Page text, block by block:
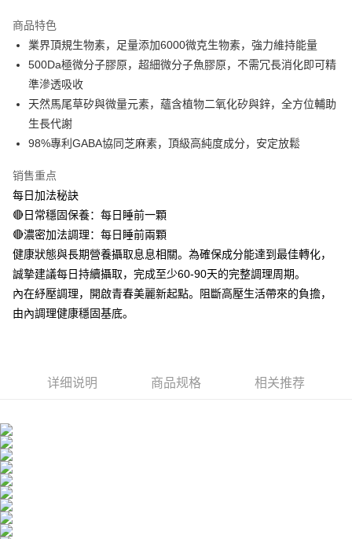
4. 订单成立30分钟内，如未前往确认交易或遇审核未通过，订单将自动取
消。如遇 “转专审核”未通过状况，表示未达系统评分，恕无法说明评估内
容。
【缴款方式说明】
1. 分期款项不并入电信账单，“大哥付你分期”于每月结算日后寄送缴费提醒
短信。
账／街口支付／iPASS MONEY”等通路缴费。
1. 本服务系由 “台湾大哥大股份有限公司”所提供，让用户于交易时，得通过
司后，依约使用本公司账单缴交账款。
2. 基于同意付款使用 “大哥付你分期”之契约关系目的，商店将以您的个人资
料（包含姓名、电话或地址）提供予台湾大哥大进项收集、处理及利用，由
台湾大哥大与本人进行分期账单所需资料之确认、核对及更正。
3. 完整用户服务条款，请详阅以下链接：https://oppay.tw/userRule
2. 進行簡訊驗證之後，即可完成結帳手續。
4. 下訂完成後，您的手機會收到一封繳費通知簡訊，APP會員則會收到
AFTEE APP推播通知。
5. 收到商品當下無需繳費，確認無誤後，請再利用繳費通知簡訊或AFTEE
APP於四大便利商店‧ATM/網銀等方式進行付款。
請留意繳費期限為 14 天。唯有下載 AFTEE App 成為 AFTEE 會員者方能享
有最長 45 天內付款之服務。
出。使用AFTEE下訂可以延長您收到商品前的繳費天數，但無法保證一定能
夠在期限內收到商品(例如:預購商品或預計到貨時間較長者)。因此無論收到
二、付款限制
1. 初次使用 AFTEE 時，將依認證結果及本公司審查結果，核予每個人不同
之上限額度
2. 結帳金額須大於NT$30
3. 目前僅支援台灣會員
三、聲明條款
AFTEE 於本服務必要服務範圍內運用。關於 AFTEE 對於個人資料之蒐集、
處理、利用，詳參 AFTEE 官網之『個人資料蒐集、處理及利用告知聲明』
运送方式
每笔NT$100，满NT$600(含以上)免运费
付款後全家取貨
每笔NT$100，满NT$600(含以上)免运费
每笔NT$100，满NT$600(含以上)免运费
付款後萊爾富取貨
每笔NT$100，满NT$600(含以上)免运费
7-11取貨付款
每笔NT$100，满NT$600(含以上)免运费
付款後7-11取貨
每笔NT$100，满NT$600(含以上)免运费
商品特色
業界頂規生物素，足量添加6000微克生物素，強力維持能量
500Da極微分子膠原，超細微分子魚膠原，不需冗長消化即可精
準滲透吸收
天然馬尾草矽與微量元素，蘊含植物二氧化矽與鋅，全方位輔助
生長代謝
98%專利GABA協同芝麻素，頂級高純度成分，安定放鬆
销售重点
每日加法秘訣
🔴日常穩固保養：每日睡前一顆
🔴濃密加法調理：每日睡前兩顆
健康狀態與長期營養攝取息息相關。為確保成分能達到最佳轉化，
誠摯建議每日持續攝取，完成至少60-90天的完整調理周期。
內在紓壓調理，開啟青春美麗新起點。阻斷高壓生活帶來的負擔，
由內調理健康穩固基底。
详细说明 商品规格 相关推荐